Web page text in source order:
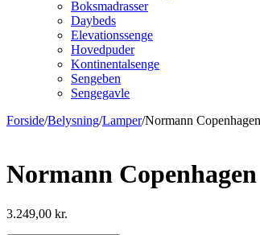
Boksmadrasser
Daybeds
Elevationssenge
Hovedpuder
Kontinentalsenge
Sengeben
Sengegavle
Forside/Belysning/Lamper/Normann
Normann
3.249,00 kr.